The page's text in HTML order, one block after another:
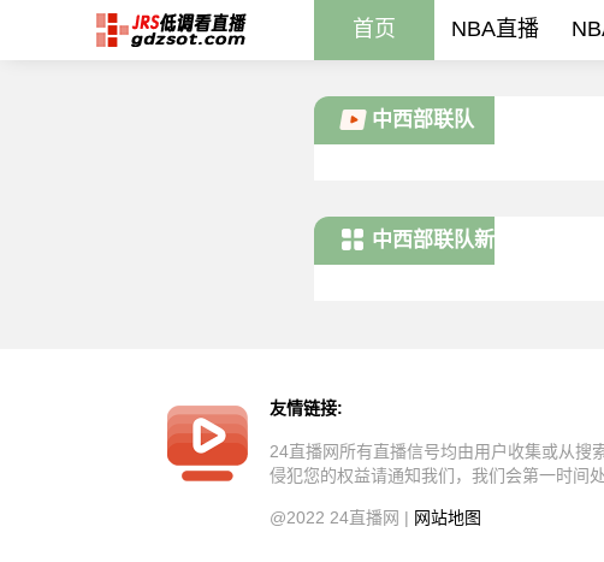
首页 NBA直播
中西部联队
中西部联队新
友情链接:
24直播网所有直播信号均由用户收集或从搜
侵犯您的权益请通知我们，我们会第一时间处
@2022 24直播网 | 网站地图